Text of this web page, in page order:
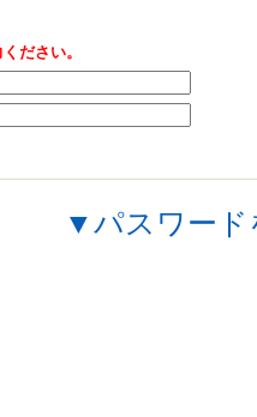
ださい。
▼パスワード